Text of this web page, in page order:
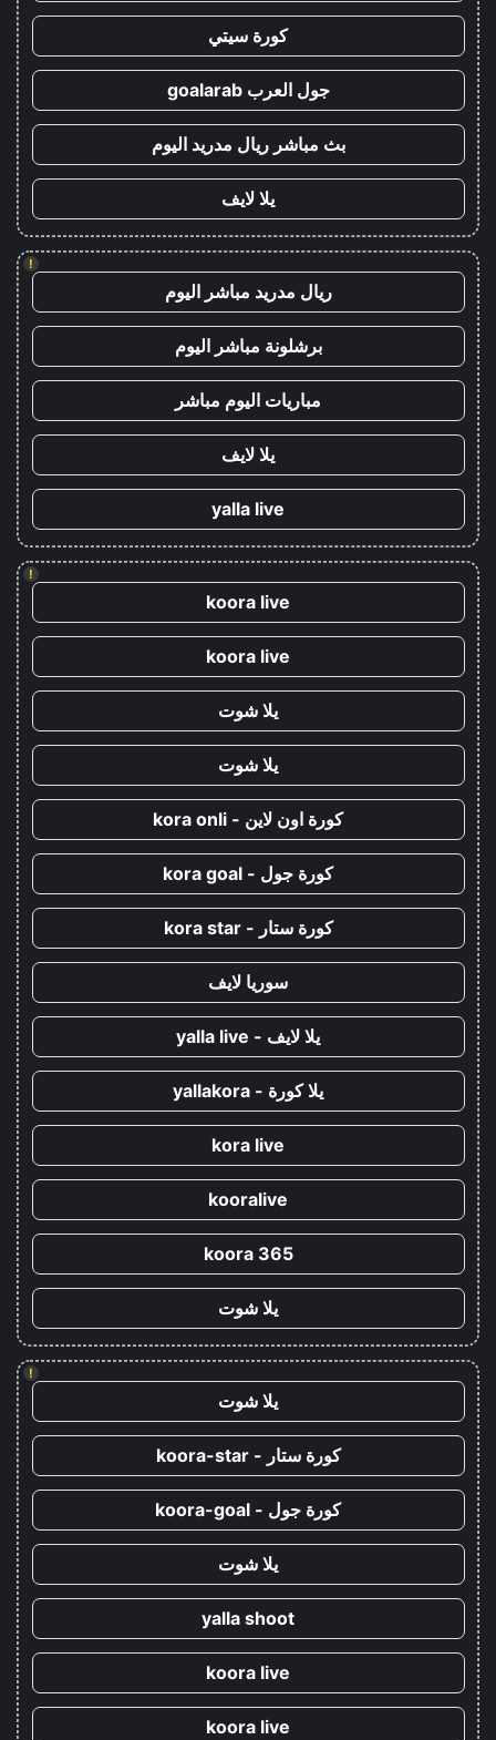
كورة سيتي
جول العرب goalarab
بث مباشر ريال مدريد اليوم
يلا لايف
!
ريال مدريد مباشر اليوم
برشلونة مباشر اليوم
مباريات اليوم مباشر
يلا لايف
yalla live
!
koora live
koora live
يلا شوت
يلا شوت
كورة اون لاين - kora onli
كورة جول - kora goal
كورة ستار - kora star
سوريا لايف
يلا لايف - yalla live
يلا كورة - yallakora
kora live
kooralive
koora 365
يلا شوت
!
يلا شوت
كورة ستار - koora-star
كورة جول - koora-goal
يلا شوت
yalla shoot
koora live
koora live